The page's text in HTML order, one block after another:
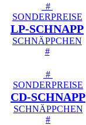
#
SONDERPREISE
LP-SCHNAPP
SCHNÄPPCHEN
#
#
SONDERPREISE
CD-SCHNAPP
SCHNÄPPCHEN
#